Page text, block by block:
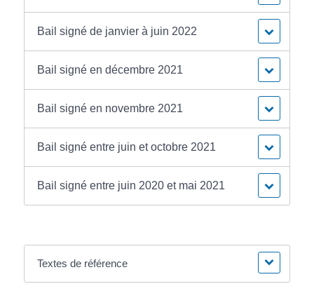
Bail signé de janvier à juin 2022
Bail signé en décembre 2021
Bail signé en novembre 2021
Bail signé entre juin et octobre 2021
Bail signé entre juin 2020 et mai 2021
Textes de référence